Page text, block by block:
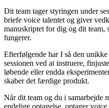
Dit team tager styringen under
briefe voice talentet og giver
manuskriptet for dig og dit team,
fungerer.
Efterfølgende har I så den
sessionen ved at instruere,
løbende eller endda
skaber det færdige produkt.
Når dit team og du i samarbejde